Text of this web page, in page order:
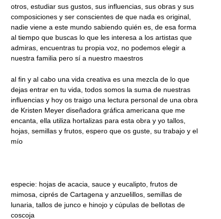
otros, estudiar sus gustos, sus influencias, sus obras y sus
composiciones y ser conscientes de que nada es original,
nadie viene a este mundo sabiendo quién es, de esa forma
al tiempo que buscas lo que les interesa a los artistas que
admiras, encuentras tu propia voz, no podemos elegir a
nuestra familia pero sí a nuestro maestros
al fin y al cabo una vida creativa es una mezcla de lo que
dejas entrar en tu vida, todos somos la suma de nuestras
influencias y hoy os traigo una lectura personal de una obra
de Kristen Meyer diseñadora gráfica americana que me
encanta, ella utiliza hortalizas para esta obra y yo tallos,
hojas, semillas y frutos, espero que os guste, su trabajo y el
mío
especie: hojas de acacia, sauce y eucalipto, frutos de
mimosa, ciprés de Cartagena y anzuelillos, semillas de
lunaria, tallos de junco e hinojo y cúpulas de bellotas de
coscoja